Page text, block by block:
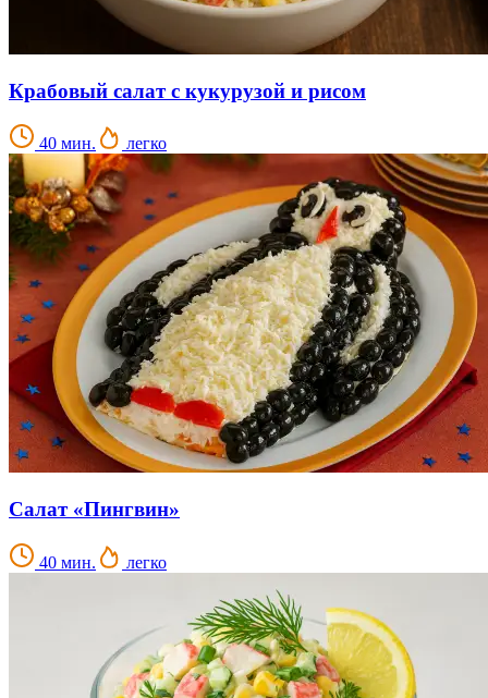
Крабовый салат с кукурузой и рисом
40 мин. легко
Салат «Пингвин»
40 мин. легко